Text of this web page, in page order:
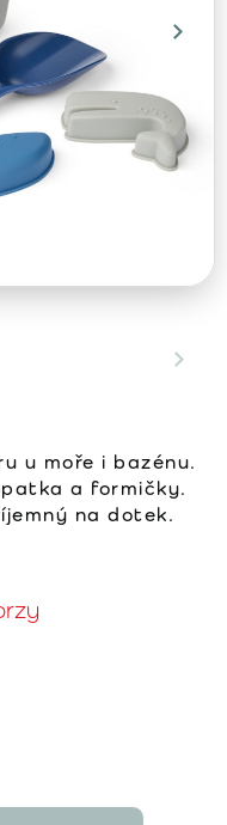
u moře i bazénu.
a formičky.
na dotek.